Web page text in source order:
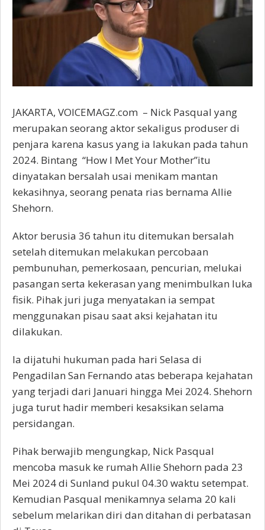
JAKARTA, VOICEMAGZ.com – Nick Pasqual yang
merupakan seorang aktor sekaligus produser di
penjara karena kasus yang ia lakukan pada tahun
2024. Bintang “How I Met Your Mother”itu
dinyatakan bersalah usai menikam mantan
kekasihnya, seorang penata rias bernama Allie
Shehorn.
Aktor berusia 36 tahun itu ditemukan bersalah
setelah ditemukan melakukan percobaan
pembunuhan, pemerkosaan, pencurian, melukai
pasangan serta kekerasan yang menimbulkan luka
fisik. Pihak juri juga menyatakan ia sempat
menggunakan pisau saat aksi kejahatan itu
dilakukan.
Ia dijatuhi hukuman pada hari Selasa di
Pengadilan San Fernando atas beberapa kejahatan
yang terjadi dari Januari hingga Mei 2024. Shehorn
juga turut hadir memberi kesaksikan selama
persidangan.
Pihak berwajib mengungkap, Nick Pasqual
mencoba masuk ke rumah Allie Shehorn pada 23
Mei 2024 di Sunland pukul 04.30 waktu setempat.
Kemudian Pasqual menikamnya selama 20 kali
sebelum melarikan diri dan ditahan di perbatasan